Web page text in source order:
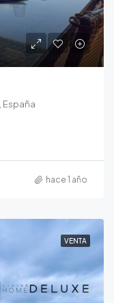
España
hace 1 año
VENTA